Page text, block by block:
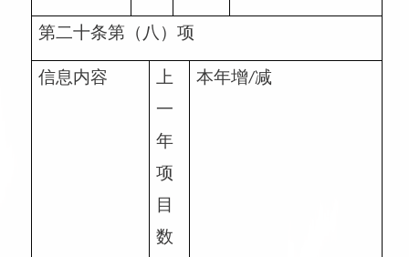
第二十条第（八）项
信息内容
上
一
年
项
目
数
本年增/减